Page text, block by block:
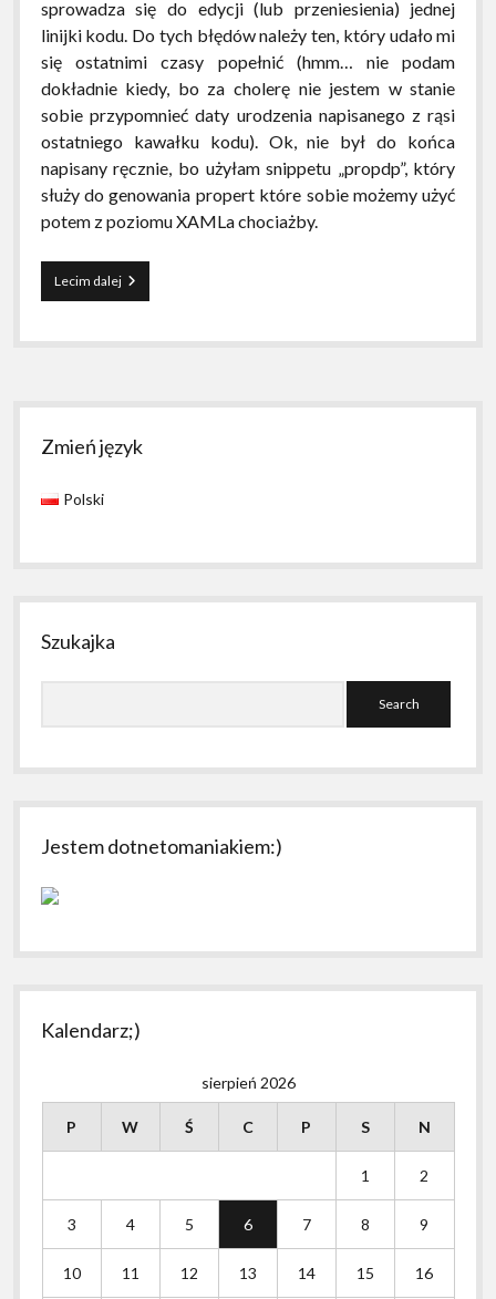
sprowadza się do edycji (lub przeniesienia) jednej
linijki kodu. Do tych błędów należy ten, który udało mi
się ostatnimi czasy popełnić (hmm… nie podam
dokładnie kiedy, bo za cholerę nie jestem w stanie
sobie przypomnieć daty urodzenia napisanego z rąsi
ostatniego kawałku kodu). Ok, nie był do końca
napisany ręcznie, bo użyłam snippetu „propdp”, który
służy do genowania propert które sobie możemy użyć
potem z poziomu XAMLa chociażby.
Lecim dalejTypeInitializationException
Sidebar
Zmień język
Polski
Szukajka
Jestem dotnetomaniakiem:)
Kalendarz;)
sierpień 2026
P W Ś C P S N
1 2
3 4 5 6 7 8 9
10 11 12 13 14 15 16